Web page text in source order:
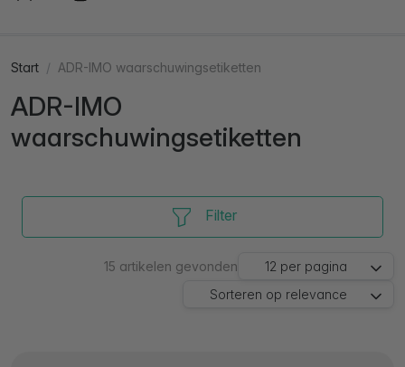
Start ADR-IMO waarschuwingsetiketten
ADR-IMO
waarschuwingsetiketten
Filter
15 artikelen gevonden 12 per pagina
Sorteren op relevance